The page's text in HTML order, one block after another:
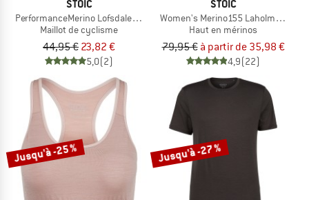
STOIC
PerformanceMerino LofsdalenSt. MTB S/S
Maillot de cyclisme
44,95 € 23,82 €
5,0(2)
STOIC
Women's Merino155 LaholmSt. T-
Haut en mérinos
79,95 € à partir de 35,98 €
4,9(22)
Jusqu'à -25 % Jusqu'à -27 %